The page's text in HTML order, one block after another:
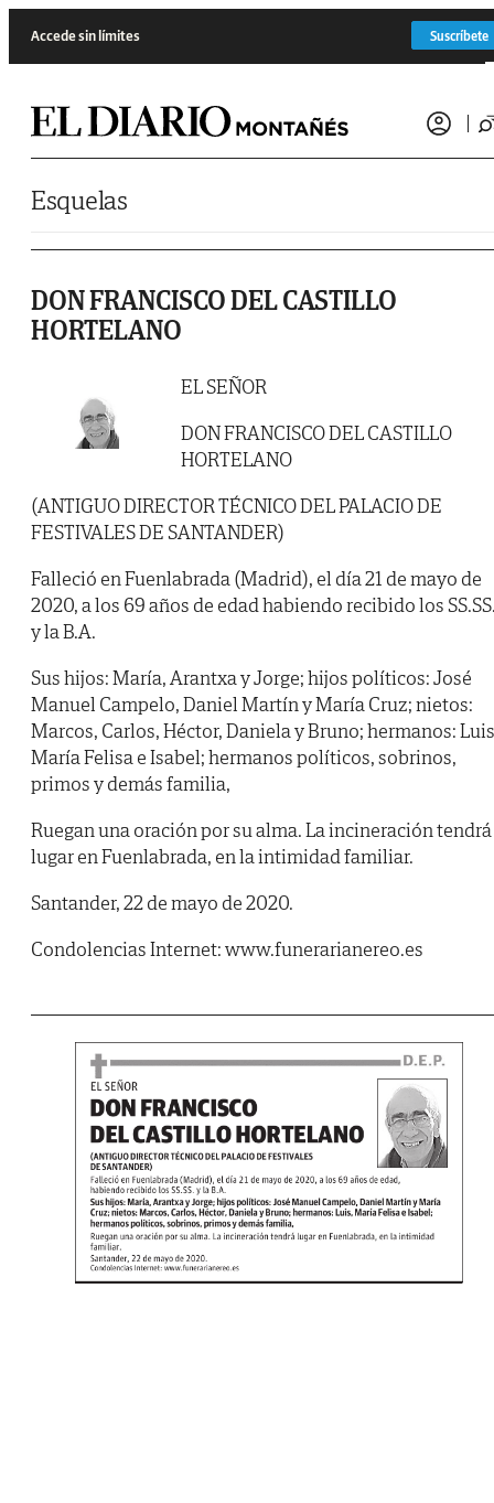
Accede sin límites Suscríbete
Esquelas
DON FRANCISCO DEL CASTILLO
HORTELANO
EL SEÑOR
DON FRANCISCO DEL CASTILLO
HORTELANO
(ANTIGUO DIRECTOR TÉCNICO DEL PALACIO DE
FESTIVALES DE SANTANDER)
Falleció en Fuenlabrada (Madrid), el día 21 de mayo de
2020, a los 69 años de edad habiendo recibido los
y la B.A.
Sus hijos: María, Arantxa y Jorge; hijos políticos: José
Manuel Campelo, Daniel Martín y María Cruz; nietos:
Marcos, Carlos, Héctor, Daniela y Bruno; hermanos:
María Felisa e Isabel; hermanos políticos, sobrinos,
primos y demás familia,
Ruegan una oración por su alma. La incineración tendrá
lugar en Fuenlabrada, en la intimidad familiar.
Santander, 22 de mayo de 2020.
Condolencias Internet: www.funerarianereo.es